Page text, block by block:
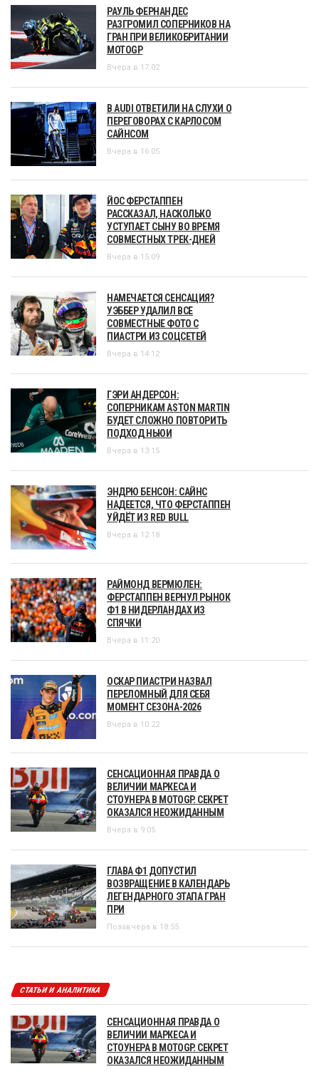
РАУЛЬ ФЕРНАНДЕС
РАЗГРОМИЛ СОПЕРНИКОВ НА
ГРАН ПРИ ВЕЛИКОБРИТАНИИ
MOTOGP
Вчера в 17:02
В AUDI ОТВЕТИЛИ НА СЛУХИ О
ПЕРЕГОВОРАХ С КАРЛОСОМ
САЙНСОМ
Вчера в 16:05
ЙОС ФЕРСТАППЕН
РАССКАЗАЛ, НАСКОЛЬКО
УСТУПАЕТ СЫНУ ВО ВРЕМЯ
СОВМЕСТНЫХ ТРЕК-ДНЕЙ
Вчера в 15:09
НАМЕЧАЕТСЯ СЕНСАЦИЯ?
УЭББЕР УДАЛИЛ ВСЕ
СОВМЕСТНЫЕ ФОТО С
ПИАСТРИ ИЗ СОЦСЕТЕЙ
Вчера в 14:12
ГЭРИ АНДЕРСОН:
СОПЕРНИКАМ ASTON MARTIN
БУДЕТ СЛОЖНО ПОВТОРИТЬ
ПОДХОД НЬЮИ
Вчера в 13:15
ЭНДРЮ БЕНСОН: САЙНС
НАДЕЕТСЯ, ЧТО ФЕРСТАППЕН
УЙДЁТ ИЗ RED BULL
Вчера в 12:18
РАЙМОНД ВЕРМЮЛЕН:
ФЕРСТАППЕН ВЕРНУЛ РЫНОК
Ф1 В НИДЕРЛАНДАХ ИЗ
СПЯЧКИ
Вчера в 11:20
ОСКАР ПИАСТРИ НАЗВАЛ
ПЕРЕЛОМНЫЙ ДЛЯ СЕБЯ
МОМЕНТ СЕЗОНА-2026
Вчера в 10:22
СЕНСАЦИОННАЯ ПРАВДА О
ВЕЛИЧИИ МАРКЕСА И
СТОУНЕРА В MOTOGP. СЕКРЕТ
ОКАЗАЛСЯ НЕОЖИДАННЫМ
Вчера в 9:05
ГЛАВА Ф1 ДОПУСТИЛ
ВОЗВРАЩЕНИЕ В КАЛЕНДАРЬ
ЛЕГЕНДАРНОГО ЭТАПА ГРАН
ПРИ
Позавчера в 18:55
СТАТЬИ И АНАЛИТИКА
СЕНСАЦИОННАЯ ПРАВДА О
ВЕЛИЧИИ МАРКЕСА И
СТОУНЕРА В MOTOGP. СЕКРЕТ
ОКАЗАЛСЯ НЕОЖИДАННЫМ